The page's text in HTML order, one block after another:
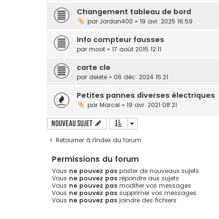
Changement tableau de bord
par Jordan400 » 19 avr. 2025 16:59
Info compteur fausses
par moot » 17 août 2015 12:11
carte cle
par delete » 06 déc. 2024 15:21
Petites pannes diverses électriques
par Marcel » 19 avr. 2021 08:21
Nouveau sujet
Retourner à l’index du forum
Permissions du forum
Vous ne pouvez pas poster de nouveaux sujets
Vous ne pouvez pas répondre aux sujets
Vous ne pouvez pas modifier vos messages
Vous ne pouvez pas supprimer vos messages
Vous ne pouvez pas joindre des fichiers